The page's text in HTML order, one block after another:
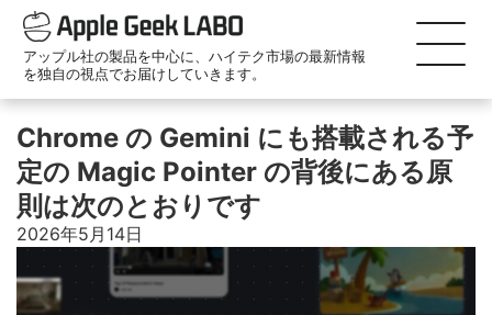
アップル社の製品を中心に、ハイテク市場の最新情報
を独自の視点でお届けしていきます。
Chrome の Gemini にも搭載される予
定の Magic Pointer の背後にある原
則は次のとおりです
2026年5月14日